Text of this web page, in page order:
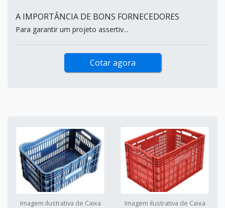
A IMPORTÂNCIA DE BONS FORNECEDORES
Para garantir um projeto assertiv...
Cotar agora
Imagem ilustrativa de Caixa
Imagem ilustrativa de Caixa